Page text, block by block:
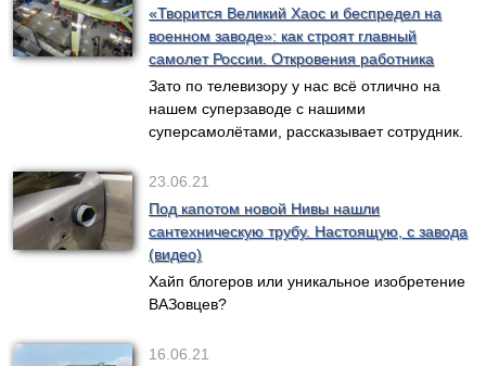
«Творится Великий Хаос и беспредел на
военном заводе»: как строят главный
самолет России. Откровения работника
Зато по телевизору у нас всё отлично на
нашем суперзаводе с нашими
суперсамолётами, рассказывает сотрудник.
23.06.21
Под капотом новой Нивы нашли
сантехническую трубу. Настоящую, с завода
(видео)
Хайп блогеров или уникальное изобретение
ВАЗовцев?
16.06.21